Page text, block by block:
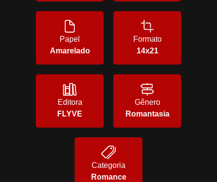
Papel
Amarelado
Formato
14x21
Editora
FLYVE
Gênero
Romantasia
Categoria
Romance